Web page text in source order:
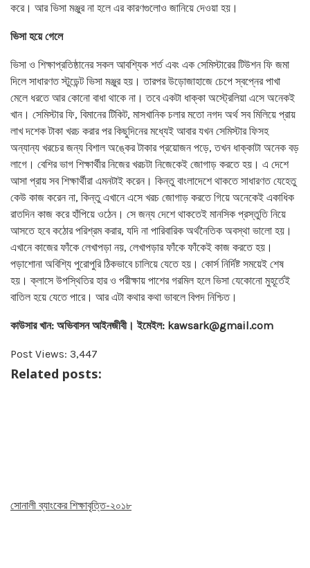
করে। আর ভিসা মঞ্জুর না হলে এর কারণগুলোও জানিয়ে দেওয়া হয়।
ভিসা হয়ে গেলে
ভিসা ও শিক্ষাপ্রতিষ্ঠানের সকল আবশ্যিক শর্ত এবং এক সেমিস্টারের টিউশন ফি জমা
দিলে সাধারণত স্টুডেন্ট ভিসা মঞ্জুর হয়। তারপর উড়োজাহাজে চেপে স্বপ্নের পাখা
মেলে ধরতে আর কোনো বাধা থাকে না। তবে একটা ধাক্কা অস্ট্রেলিয়া এসে অনেকই
খান। সেমিস্টার ফি, বিমানের টিকিট, মাসখানিক চলার মতো নগদ অর্থ সব মিলিয়ে প্রায়
লাখ দশেক টাকা খরচ করার পর কিছুদিনের মধ্যেই আবার যখন সেমিস্টার ফিসহ
অন্যান্য খরচের জন্য বিশাল অঙ্কের টাকার প্রয়োজন পড়ে, তখন ধাক্কাটা অনেক বড়
লাগে। বেশির ভাগ শিক্ষার্থীর নিজের খরচটা নিজেকেই জোগাড় করতে হয়। এ দেশে
আসা প্রায় সব শিক্ষার্থীরা এমনটাই করেন। কিন্তু বাংলাদেশে থাকতে সাধারণত যেহেতু
কেউ কাজ করেন না, কিন্তু এখানে এসে খরচ জোগাড় করতে গিয়ে অনেকেই একাধিক
রাতদিন কাজ করে হাঁপিয়ে ওঠেন। সে জন্য দেশে থাকতেই মানসিক প্রস্তুতি নিয়ে
আসতে হবে কঠোর পরিশ্রম করার, যদি না পারিবারিক অর্থনৈতিক অবস্থা ভালো হয়।
এখানে কাজের ফাঁকে লেখাপড়া নয়, লেখাপড়ার ফাঁকে ফাঁকেই কাজ করতে হয়।
পড়াশোনা অবিশ্যি পুরোপুরি ঠিকভাবে চালিয়ে যেতে হয়। কোর্স নির্দিষ্ট সময়েই শেষ
হয়। ক্লাসে উপস্থিতির হার ও পরীক্ষায় পাশের গরমিল হলে ভিসা যেকোনো মুহূর্তেই
বাতিল হয়ে যেতে পারে। আর এটা কথার কথা ভাবলে বিপদ নিশ্চিত।
কাউসার খান: অভিবাসন আইনজীবী। ইমেইল: kawsark@gmail.com
Post Views: 3,447
Related posts:
সোনালী ব্যাংকের শিক্ষাবৃত্তি-২০১৮